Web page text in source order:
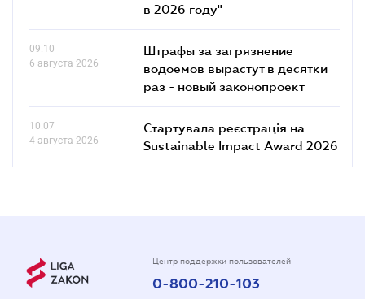
в 2026 году"
09.10
6 августа 2026
Штрафы за загрязнение
водоемов вырастут в десятки
раз - новый законопроект
10.07
4 августа 2026
Стартувала реєстрація на
Sustainable Impact Award 2026
Центр поддержки пользователей
0-800-210-103